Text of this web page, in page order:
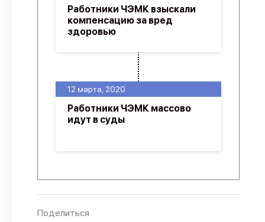
12 марта, 2020
Работники ЧЭМК массово
идут в суды
Работники ЧЭМК взыскали
компенсацию за вред
здоровью
Поделиться